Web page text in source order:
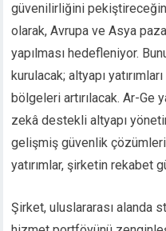
güvenilirliğini
olarak, Avrupa ve Asya
yapılması hedefleniyor.
kurulacak; altyapı
bölgeleri artırılacak. Ar-Ge
zekâ destekli altyapı
gelişmiş güvenlik
yatırımlar, şirketin rekabet
Şirket, uluslararası alanda